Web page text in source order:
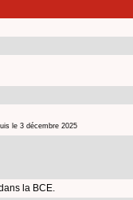
le 3 décembre 2025
la BCE.